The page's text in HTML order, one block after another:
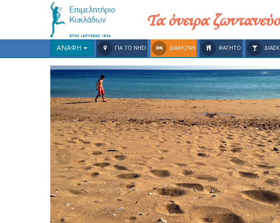
Τα όνειρα
ΑΝΑΦΗ ΓΙΑ ΤΟ ΝΗΣΙ ΔΙΑΜΟΝΗ ΦΑΓΗΤΟ